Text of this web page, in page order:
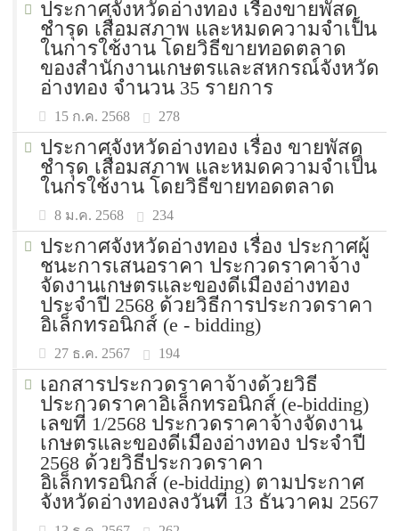
ประกาศจังหวัดอ่างทอง เรื่องขายพัสดุ
ชำรุด เสื่อมสภาพ และหมดความจำเป็น
ในการใช้งาน โดยวิธีขายทอดตลาด
ของสำนักงานเกษตรและสหกรณ์จังหวัด
อ่างทอง จำนวน 35 รายการ
15 ก.ค. 2568 278
ประกาศจังหวัดอ่างทอง เรื่อง ขายพัสดุ
ชำรุด เสื่อมสภาพ และหมดความจำเป็น
ในก่รใช้งาน โดยวิธีขายทอดตลาด
8 ม.ค. 2568 234
ประกาศจังหวัดอ่างทอง เรื่อง ประกาศผู้
ชนะการเสนอราคา ประกวดราคาจ้าง
จัดงานเกษตรและของดีเมืองอ่างทอง
ประจำปี 2568 ด้วยวิธีการประกวดราคา
อิเล็กทรอนิกส์ (e - bidding)
27 ธ.ค. 2567 194
เอกสารประกวดราคาจ้างด้วยวิธี
ประกวดราคาอิเล็กทรอนิกส์ (e-bidding)
เลขที่ 1/2568 ประกวดราคาจ้างจัดงาน
เกษตรและของดีเมืองอ่างทอง ประจำปี
2568 ด้วยวิธีประกวดราคา
อิเล็กทรอนิกส์ (e-bidding) ตามประกาศ
จังหวัดอ่างทองลงวันที่ 13 ธันวาคม 2567